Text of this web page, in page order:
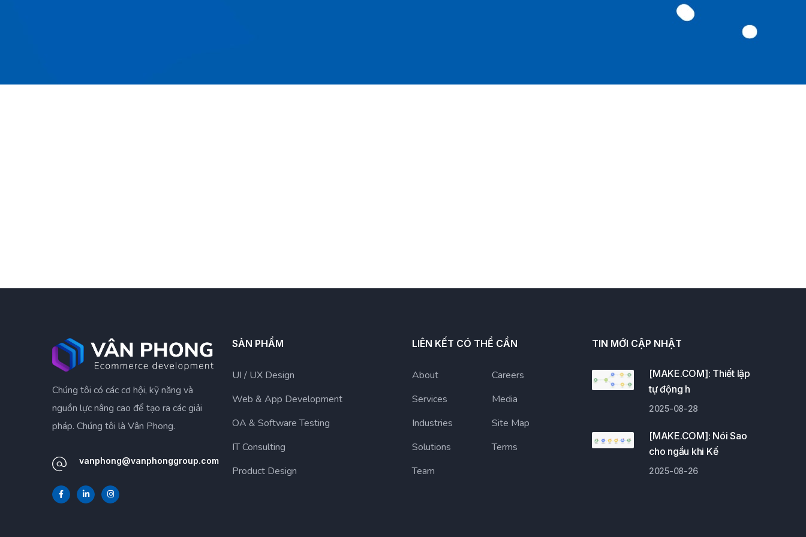
Chúng tôi có các cơ hội, kỹ năng và
nguồn lực nâng cao để tạo ra các giải
pháp. Chúng tôi là Vân Phong.
vanphong@vanphonggroup.com
SẢN PHẨM
UI / UX Design
Web & App Development
OA & Software Testing
IT Consulting
Product Design
LIÊN KẾT CÓ THỂ CẦN
About
Services
Industries
Solutions
Team
Careers
Media
Site Map
Terms
TIN MỚI CẬP NHẬT
[MAKE.COM]: Thiết lập
tự động h
2025-08-28
[MAKE.COM]: Nói Sao
cho ngầu khi Kế
2025-08-26